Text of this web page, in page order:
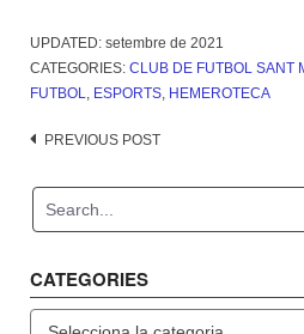
UPDATED: setembre de 2021
CATEGORIES: CLUB DE FUTBOL SANT
FUTBOL, ESPORTS, HEMEROTECA
Post
PREVIOUS POST
CATEGORIES